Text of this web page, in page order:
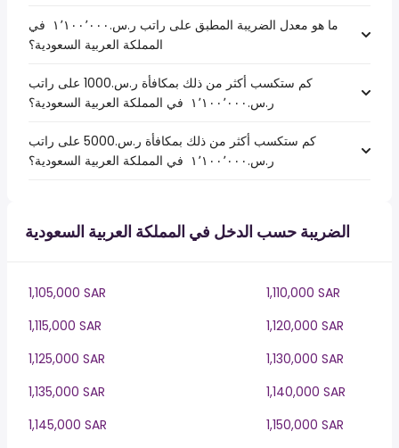
ما هو معدل الضريبة المطبق على راتب ر.س.‏١٬١٠٠٬٠٠٠ ‏ في
المملكة العربية السعودية؟
كم ستكسب أكثر من ذلك بمكافأة ر.س.1000 على راتب
ر.س.‏١٬١٠٠٬٠٠٠ ‏ في المملكة العربية السعودية؟
كم ستكسب أكثر من ذلك بمكافأة ر.س.5000 على راتب
ر.س.‏١٬١٠٠٬٠٠٠ ‏ في المملكة العربية السعودية؟
الضريبة حسب الدخل في المملكة العربية السعودية
1,105,000 SAR
1,110,000 SAR
1,115,000 SAR
1,120,000 SAR
1,125,000 SAR
1,130,000 SAR
1,135,000 SAR
1,140,000 SAR
1,145,000 SAR
1,150,000 SAR